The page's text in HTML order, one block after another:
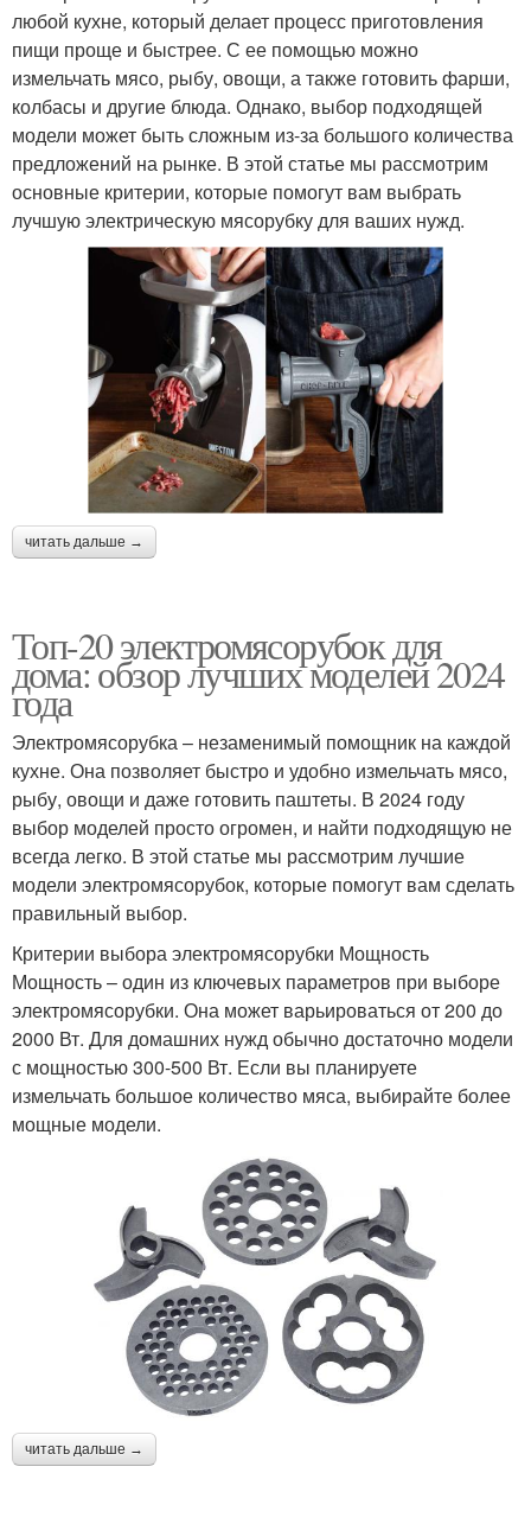
любой кухне, который делает процесс приготовления
пищи проще и быстрее. С ее помощью можно
измельчать мясо, рыбу, овощи, а также готовить фарши,
колбасы и другие блюда. Однако, выбор подходящей
модели может быть сложным из-за большого количества
предложений на рынке. В этой статье мы рассмотрим
основные критерии, которые помогут вам выбрать
лучшую электрическую мясорубку для ваших нужд.
читать дальше →
Топ-20 электромясорубок для
дома: обзор лучших моделей 2024
года
Электромясорубка – незаменимый помощник на каждой
кухне. Она позволяет быстро и удобно измельчать мясо,
рыбу, овощи и даже готовить паштеты. В 2024 году
выбор моделей просто огромен, и найти подходящую не
всегда легко. В этой статье мы рассмотрим лучшие
модели электромясорубок, которые помогут вам сделать
правильный выбор.
Критерии выбора электромясорубки Мощность
Мощность – один из ключевых параметров при выборе
электромясорубки. Она может варьироваться от 200 до
2000 Вт. Для домашних нужд обычно достаточно модели
с мощностью 300-500 Вт. Если вы планируете
измельчать большое количество мяса, выбирайте более
мощные модели.
читать дальше →